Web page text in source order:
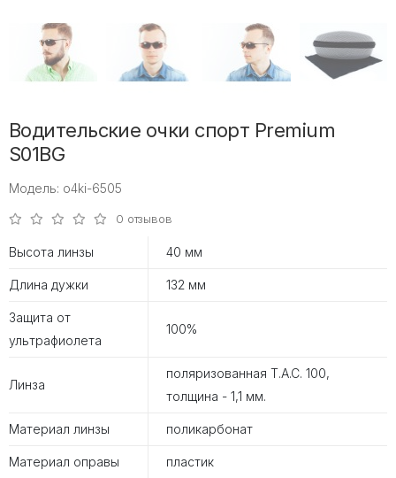
Водительские очки спорт Premium
S01BG
Модель: o4ki-6505
0 отзывов
Высота линзы 40 мм
Длина дужки 132 мм
Защита от
ультрафиолета
100%
Линза
поляризованная T.A.C. 100,
толщина - 1,1 мм.
Материал линзы поликарбонат
Материал оправы пластик